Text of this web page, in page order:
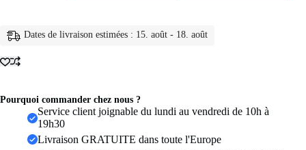
cristal
luxe
Hip
tendance,
zircone,
Dates de livraison estimées : 15. août - 18. août
Pourquoi commander chez nous ?
Service client joignable du lundi au vendredi de 10h à
19h30
Livraison GRATUITE dans toute l'Europe